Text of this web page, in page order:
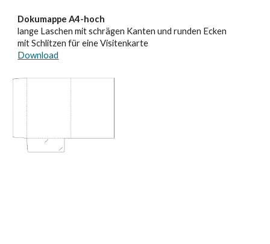
Dokumappe A4-hoch
lange Laschen mit schrägen Kanten und runden Ecken
mit Schlitzen für eine Visitenkarte
Download